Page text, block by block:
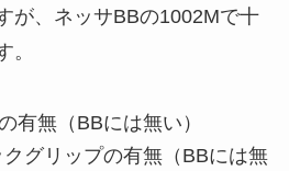
が、ネッサBBの1002Mで十
。
有無（BBには無い）
グリップの有無（BBには無